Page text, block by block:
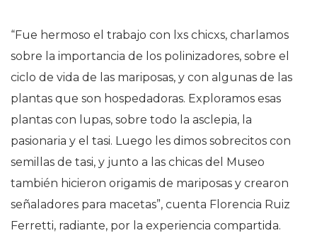
“Fue hermoso el trabajo con lxs chicxs, charlamos
sobre la importancia de los polinizadores, sobre el
ciclo de vida de las mariposas, y con algunas de las
plantas que son hospedadoras. Exploramos esas
plantas con lupas, sobre todo la asclepia, la
pasionaria y el tasi. Luego les dimos sobrecitos con
semillas de tasi, y junto a las chicas del Museo
también hicieron origamis de mariposas y crearon
señaladores para macetas”, cuenta Florencia Ruiz
Ferretti, radiante, por la experiencia compartida.